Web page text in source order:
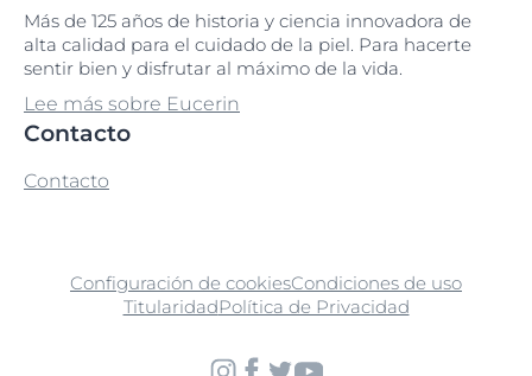
Más de 125 años de historia y ciencia innovadora de
alta calidad para el cuidado de la piel. Para hacerte
sentir bien y disfrutar al máximo de la vida.
Lee más sobre Eucerin
Contacto
Contacto
Configuración de cookiesCondiciones de uso
TitularidadPolítica de Privacidad